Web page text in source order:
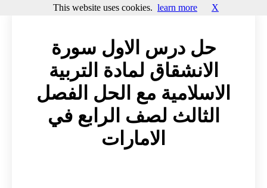
حل درس الاول سورة
الانشقاق لمادة التربية
الاسلامية مع الحل الفصل
الثالث لصف الرابع في
الامارات
This website uses cookies. learn more X